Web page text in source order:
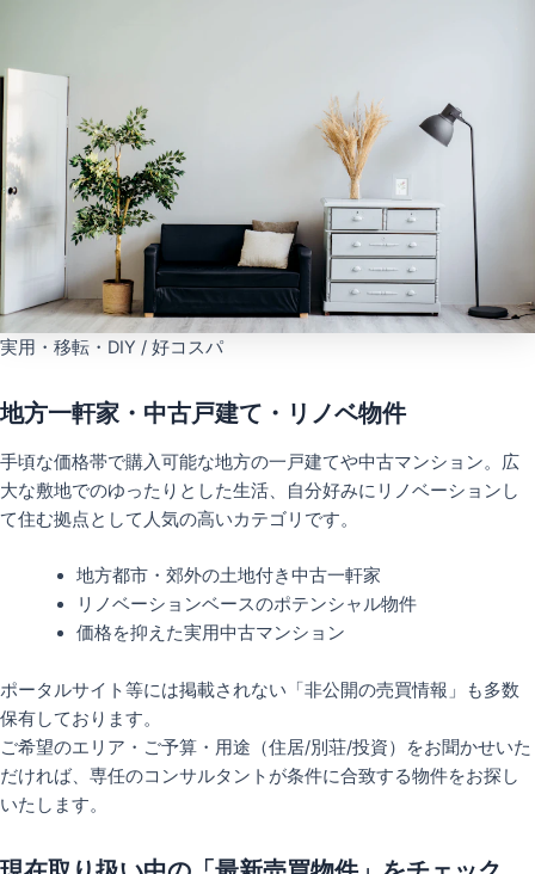
実用・移転・DIY / 好コスパ
地方一軒家・中古戸建て・リノベ物件
手頃な価格帯で購入可能な地方の一戸建てや中古マンション。広
大な敷地でのゆったりとした生活、自分好みにリノベーションし
て住む拠点として人気の高いカテゴリです。
地方都市・郊外の土地付き中古一軒家
リノベーションベースのポテンシャル物件
価格を抑えた実用中古マンション
ポータルサイト等には掲載されない「非公開の売買情報」も多数
保有しております。
ご希望のエリア・ご予算・用途（住居/別荘/投資）をお聞かせいた
だければ、専任のコンサルタントが条件に合致する物件をお探し
いたします。